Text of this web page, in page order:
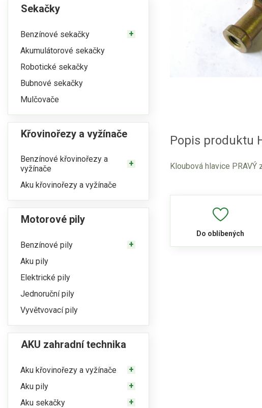
Sekačky
Benzínové sekačky
Akumulátorové sekačky
Robotické sekačky
Bubnové sekačky
Mulčovače
Křovinořezy a vyžínače
Benzínové křovinořezy a
vyžínače
Aku křovinořezy a vyžínače
Motorové pily
Benzínové pily
Aku pily
Elektrické pily
Jednoruční pily
Vyvětvovací pily
AKU zahradní technika
Aku křovinořezy a vyžínače
Aku pily
Aku sekačky
Popis produktu
Kloubová hlavice PRAVÝ
Do oblíbených